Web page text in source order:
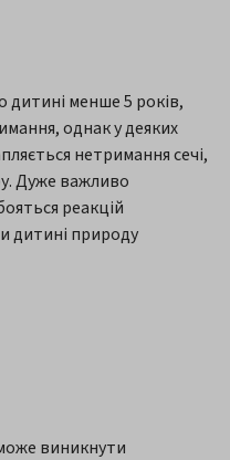
дитині менше 5 років,
однак у деяких
нетримання сечі,
Дуже важливо
реакцій
дитині природу
виникнути